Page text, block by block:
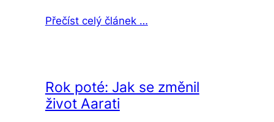
Přečíst celý článek …
Rok poté: Jak se změnil
život Aarati